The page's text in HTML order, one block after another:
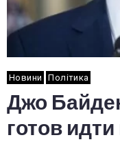
Новини Політика
Джо
готов идти